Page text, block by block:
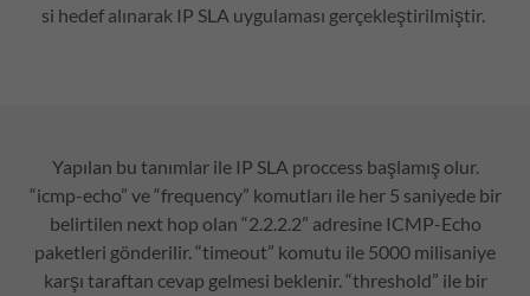
si hedef alınarak IP SLA uygulaması gerçekleştirilmiştir.
Yapılan bu tanımlar ile IP SLA proccess başlamış olur.
“icmp-echo” ve “frequency” komutları ile her 5 saniyede bir
belirtilen next hop olan “2.2.2.2” adresine ICMP-Echo
paketleri gönderilir. “timeout” komutu ile 5000 milisaniye
karşı taraftan cevap gelmesi beklenir. “threshold” ile bir